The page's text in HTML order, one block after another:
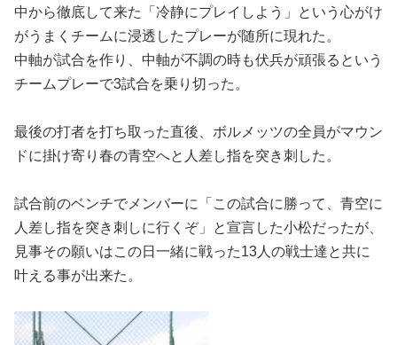
中から徹底して来た「冷静にプレイしよう」という心がけ
がうまくチームに浸透したプレーが随所に現れた。
中軸が試合を作り、中軸が不調の時も伏兵が頑張るという
チームプレーで3試合を乗り切った。
最後の打者を打ち取った直後、ボルメッツの全員がマウン
ドに掛け寄り春の青空へと人差し指を突き刺した。
試合前のベンチでメンバーに「この試合に勝って、青空に
人差し指を突き刺しに行くぞ」と宣言した小松だったが、
見事その願いはこの日一緒に戦った13人の戦士達と共に
叶える事が出来た。